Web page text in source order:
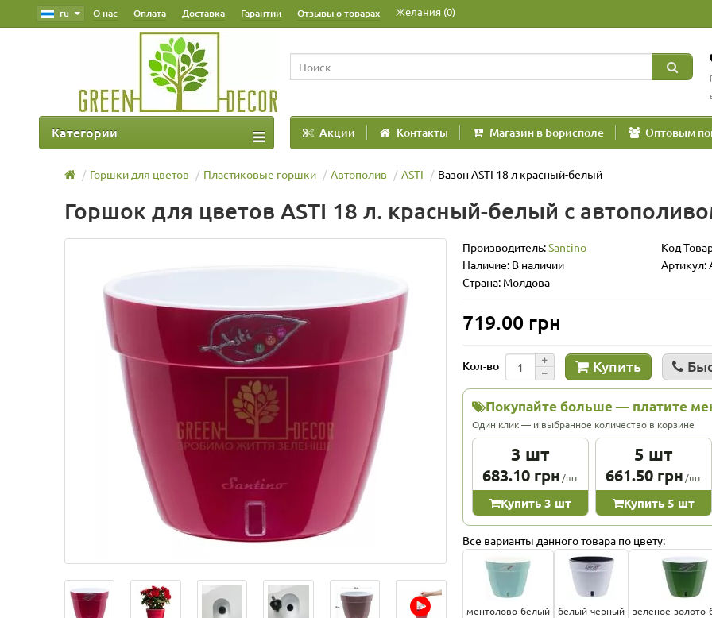
ru О нас Оплата Доставка Гарантии Отзывы о товарах Желания (0)
Акции Контакты Магазин в Борисполе Оптовым
Категории
Горшки для цветов Пластиковые горшки Автополив ASTI Вазон ASTI 18 л красный-белый
Горшок для цветов ASTI 18 л. красный-белый с
Производитель:Santino Код
Наличие: В наличии
Артикул:
Страна: Молдова
719.00 грн
Кол-во Купить
Покупайте больше — платите
Один клик — и выбранное количество в корзине
3 шт
683.10 грн /шт
Купить 3 шт
5 шт
661.50 грн /шт
Купить 5 шт
Все варианты данного товара по цвету:
ментолово-белый белый-черный зеленое-